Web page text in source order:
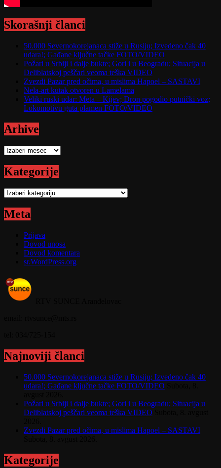
Skorašnji članci
50.000 Severnokorejanaca stiže u Rusiju; Izvedeno čak 40
udara!; Gađane ključne tačke FOTO/VIDEO
Požari u Srbiji i dalje bukte; Gori i u Beogradu; Situacija u
Deliblatskoj peščari veoma teška VIDEO
Zvezdi Pazar pred očima, u mislima Hapoel – SASTAVI
Nela-art kutak otvoren u Lamelama
Veliki ruski udar: Meta – Kijev; Dron pogodio putnički voz;
Lokomotivu guta plamen FOTO/VIDEO
Arhive
Arhive
Kategorije
Kategorije
Meta
Prijava
Dovod unosa
Dovod komentara
sr.WordPress.org
Najnoviji članci
50.000 Severnokorejanaca stiže u Rusiju; Izvedeno čak 40
udara!; Gađane ključne tačke FOTO/VIDEO
Požari u Srbiji i dalje bukte; Gori i u Beogradu; Situacija u
Deliblatskoj peščari veoma teška VIDEO
Zvezdi Pazar pred očima, u mislima Hapoel – SASTAVI
Kategorije